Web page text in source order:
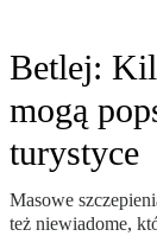
Betlej:
mogą
turystyce
Masowe
też niewiadome,